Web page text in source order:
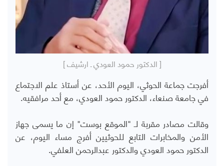
[ الدكتور حمود العودي ـ ارشيف ]
أفرجت جماعة الحوثي، اليوم الأحد، عن أستاذ علم الاجتماع
في جامعة صنعاء، الدكتور حمود العودي، مع أحد مرافقيه.
وقالت مصادر مقربة لـ "الموقع بوست" إن ما يسمى جهاز
الأمن والمخابرات التابع للحوثيين أفرج مساء اليوم، عن
الدكتور حمود العودي والدكتور عبدالرحمن العلفي.